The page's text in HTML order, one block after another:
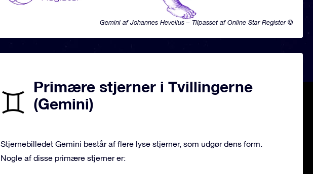
Gemini af Johannes Hevelius – Tilpasset af Online Star Register ©
Primære stjerner i Tvillingerne
(Gemini)
Stjernebilledet Gemini består af flere lyse stjerner, som udgør dens form.
Nogle af disse primære stjerner er: